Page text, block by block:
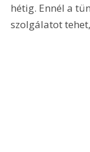
hétig. Ennél a
szolgálatot